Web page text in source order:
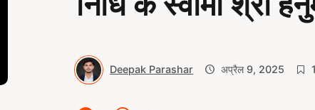
Deepak Parashar अप्रैल 9, 2025